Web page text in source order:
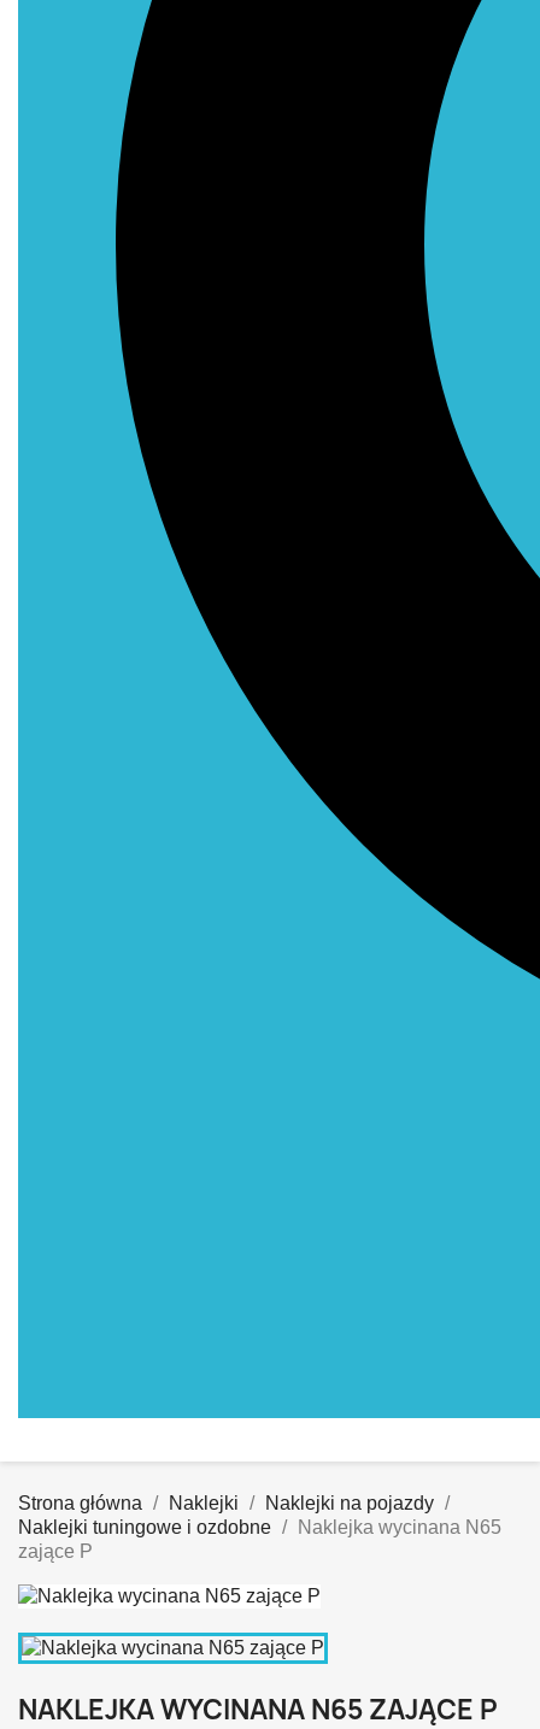
Strona główna Naklejki
Naklejki na pojazdy
Naklejki tuningowe i ozdobne
Naklejka wycinana N65
zające P
NAKLEJKA WYCINANA N65 ZAJĄCE P